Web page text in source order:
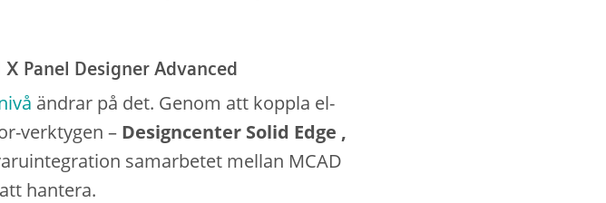
Panel Designer Advanced
ändrar på det. Genom att koppla el-
verktygen – Designcenter Solid Edge ,
samarbetet mellan MCAD
hantera.